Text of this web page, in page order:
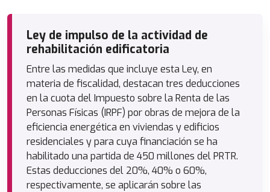
Ley de impulso de la actividad de
rehabilitación edificatoria
Entre las medidas que incluye esta Ley, en
materia de fiscalidad, destacan tres deducciones
en la cuota del Impuesto sobre la Renta de las
Personas Físicas (IRPF) por obras de mejora de la
eficiencia energética en viviendas y edificios
residenciales y para cuya financiación se ha
habilitado una partida de 450 millones del PRTR.
Estas deducciones del 20%, 40% o 60%,
respectivamente, se aplicarán sobre las